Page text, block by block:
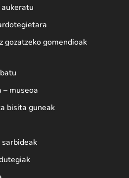
gozatzeko gomendioak
– museoa
bisita guneak